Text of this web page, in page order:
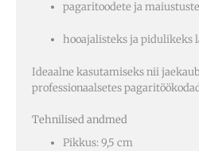
pagaritoodete ja
hooajalisteks ja pidulikeks
Ideaalne kasutamiseks nii
professionaalsetes
Tehnilised andmed
Pikkus: 9,5 cm